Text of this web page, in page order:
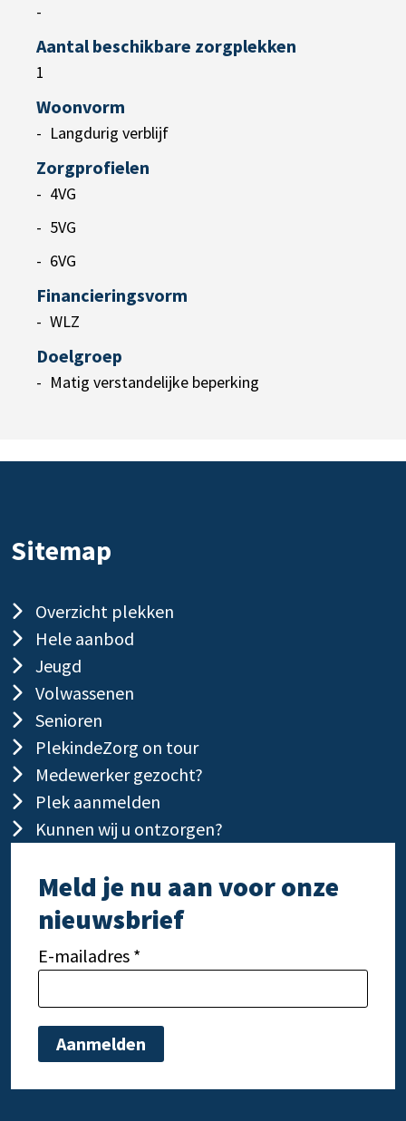
-
Aantal beschikbare zorgplekken
1
Woonvorm
Langdurig verblijf
Zorgprofielen
4VG
5VG
6VG
Financieringsvorm
WLZ
Doelgroep
Matig verstandelijke beperking
Sitemap
Overzicht plekken
Hele aanbod
Jeugd
Volwassenen
Senioren
PlekindeZorg on tour
Medewerker gezocht?
Plek aanmelden
Kunnen wij u ontzorgen?
Meld je nu aan voor onze
nieuwsbrief
E-mailadres *